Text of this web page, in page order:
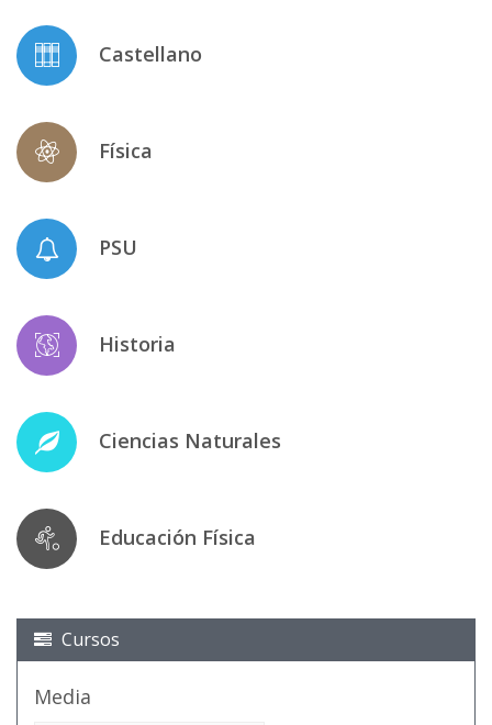
Castellano
Física
PSU
Historia
Ciencias Naturales
Educación Física
Cursos
Media